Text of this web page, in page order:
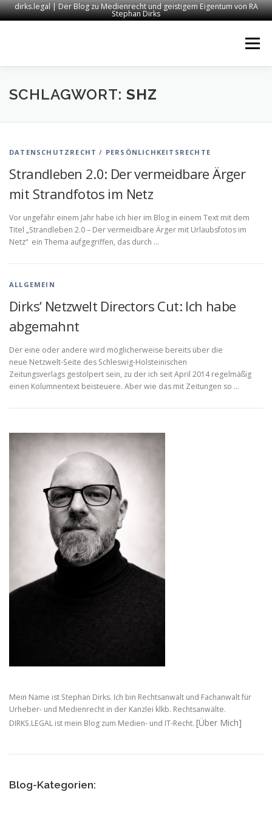
dirks.legal | Der Blog zu Medienrecht und geistigem Eigentum von RA
Stephan Dirks
Menü
START KONTAKT RECHTSANWALT DIRKS
SCHLAGWORT: SHZ
DATENSCHUTZRECHT / PERSÖNLICHKEITSRECHTE
Strandleben 2.0: Der vermeidbare Ärger
mit Strandfotos im Netz
Vor ungefähr einem Jahr habe ich hier im Blog in einem Text mit dem
Titel „Strandleben 2.0 – Der vermeidbare Ärger mit Urlaubsfotos im
Netz“ ein Thema aufgegriffen, das durch …
ALLGEMEIN
Dirks‘ Netzwelt Directors Cut: Ich habe
abgemahnt
Der eine oder andere wird möglicherweise bereits über die
neue Netzwelt-Seite des Schleswig-Holsteinischen
Zeitungsverlags gestolpert sein, zu der ich seit April 2014 regelmäßig
einen Kolumnentext beisteuere. Aber wie das mit Zeitungen so …
Mein Name ist Stephan Dirks. Ich bin Rechtsanwalt und Fachanwalt für
Urheber- und Medienrecht in der Kanzlei klkb. Rechtsanwälte.
DIRKS.LEGAL ist mein Blog zum Medien- und IT-Recht. [Über Mich]
Blog-Kategorien: